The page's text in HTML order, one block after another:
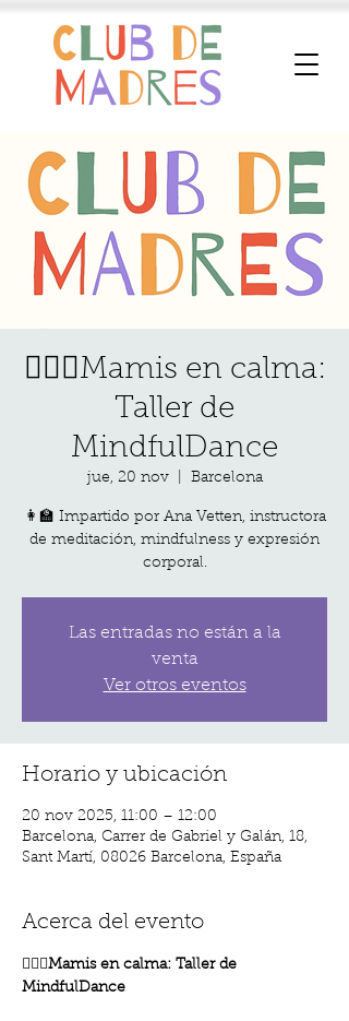
🧘🏽‍♀️Mamis en calma:
Taller de
MindfulDance
jue, 20 nov
  |
Barcelona
👩‍🏫 Impartido por Ana Vetten, instructora
de meditación, mindfulness y expresión
corporal.
Las entradas no están a la
venta
Ver otros eventos
Horario y ubicación
20 nov 2025, 11:00 – 12:00
Barcelona, Carrer de Gabriel y Galán, 18,
Sant Martí, 08026 Barcelona, España
Acerca del evento
🧘🏽‍♀️Mamis en calma: Taller de
MindfulDance